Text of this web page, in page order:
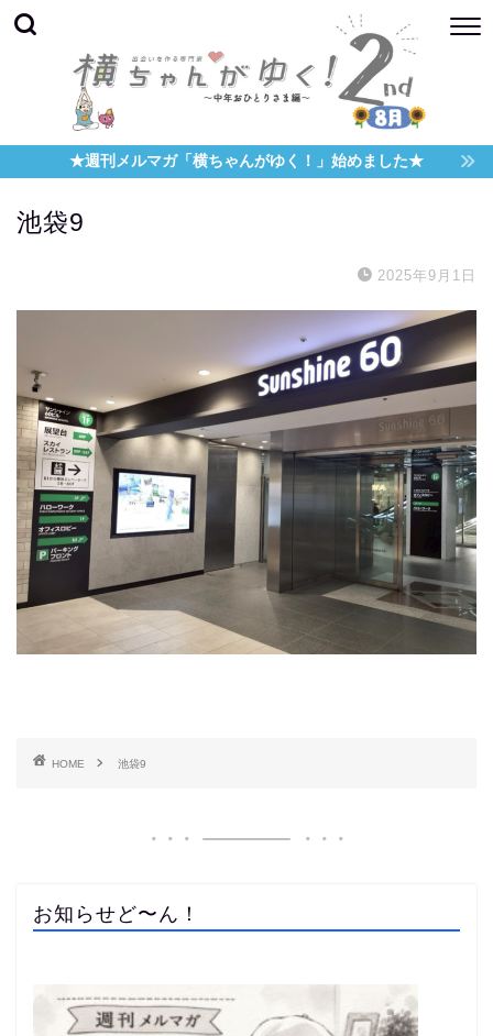
★週刊メルマガ「横ちゃんがゆく！」始めました★
池袋9
2025年9月1日
HOME 池袋9
お知らせど〜ん！